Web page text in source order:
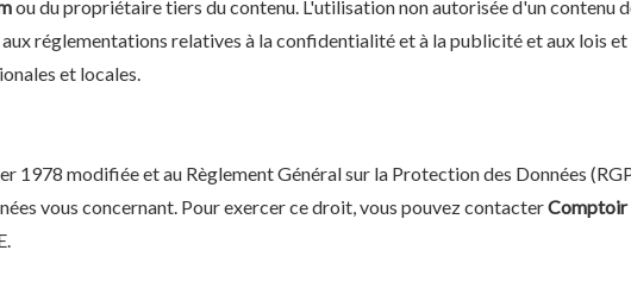
ou du propriétaire tiers du contenu. L'utilisation non autorisée d'un contenu
réglementations relatives à la confidentialité et à la publicité et aux lois
et locales.
1978 modifiée et au Règlement Général sur la Protection des Données
vous concernant. Pour exercer ce droit, vous pouvez contacter